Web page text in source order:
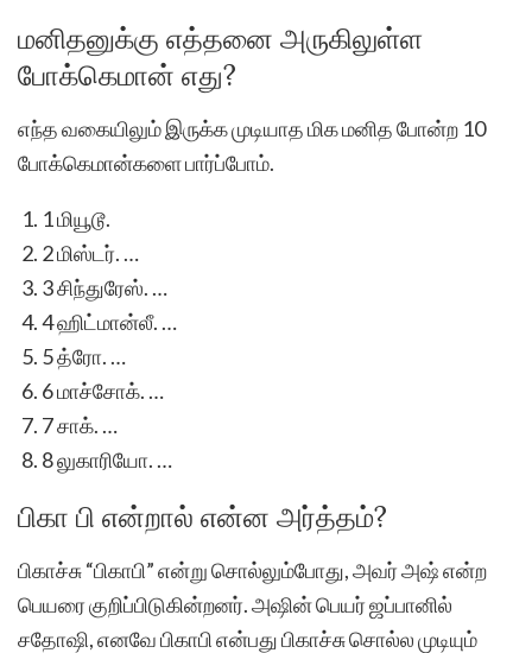
மனிதனுக்கு எத்தனை அருகிலுள்ள
போக்கெமான் எது?
எந்த வகையிலும் இருக்க முடியாத மிக மனித போன்ற 10
போக்கெமான்களை பார்ப்போம்.
1 மியூடூ.
2 மிஸ்டர். …
3 சிந்துரேஸ். …
4 ஹிட்மான்லீ. …
5 த்ரோ. …
6 மாச்சோக். …
7 சாக். …
8 லுகாரியோ. …
பிகா பி என்றால் என்ன அர்த்தம்?
பிகாச்சு “பிகாபி” என்று சொல்லும்போது, அவர் அஷ் என்ற
பெயரை குறிப்பிடுகின்றனர். அஷின் பெயர் ஜப்பானில்
சதோஷி, எனவே பிகாபி என்பது பிகாச்சு சொல்ல முடியும்